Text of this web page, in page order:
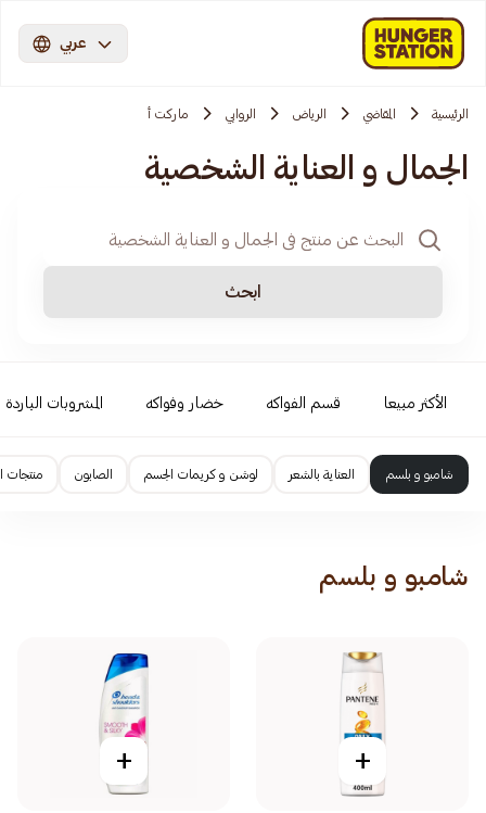
عربي
الرئيسية المقاضي الرياض الروابي ماركت أ
الجمال و العناية الشخصية
ابحث
الأكثر مبيعا قسم الفواكه خضار وفواكه المشروبات الباردة
شامبو و بلسم العناية بالشعر لوشن و كريمات الجسم الصابون منتجات
شامبو و بلسم
+
+